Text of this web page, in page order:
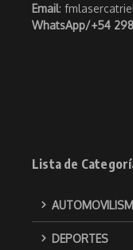
Email:
WhatsApp/+54
Lista de
DEPORTES